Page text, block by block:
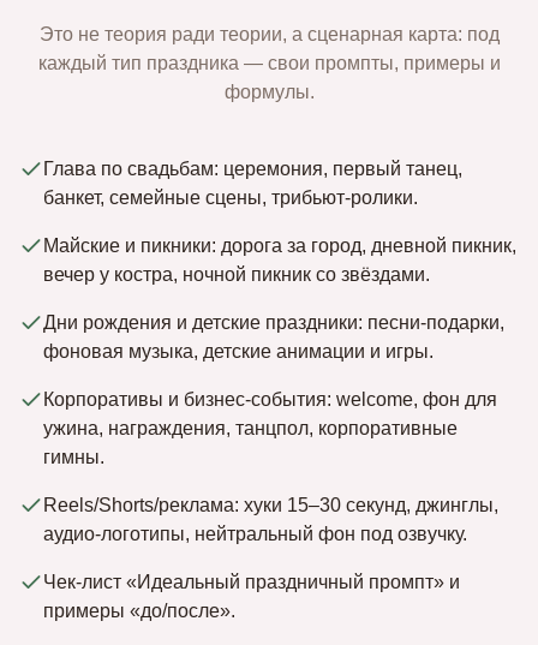
Это не теория ради теории, а сценарная карта: под
каждый тип праздника — свои промпты, примеры и
формулы.
Глава по свадьбам: церемония, первый танец,
банкет, семейные сцены, трибьют‑ролики.
Майские и пикники: дорога за город, дневной пикник,
вечер у костра, ночной пикник со звёздами.
Дни рождения и детские праздники: песни‑подарки,
фоновая музыка, детские анимации и игры.
Корпоративы и бизнес‑события: welcome, фон для
ужина, награждения, танцпол, корпоративные
гимны.
Reels/Shorts/реклама: хуки 15–30 секунд, джинглы,
аудио‑логотипы, нейтральный фон под озвучку.
Чек‑лист «Идеальный праздничный промпт» и
примеры «до/после».